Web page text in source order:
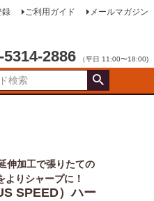
録 ご利用ガイド メールマガジン
5314-2886 （平日 11:00〜18:00)
伸加工で張りたての
よりシャープに！
SPEED）ハー